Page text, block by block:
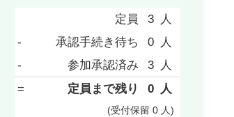
定員 3
人
-
承認手続き待ち 0
人
-
参加承認済み 3
人
=
定員まで残り 0 人
(受付保留0 人)